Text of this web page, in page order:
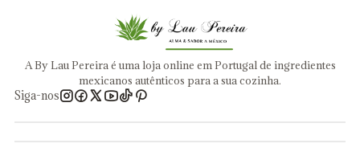
A By Lau Pereira é uma loja online em Portugal de ingredientes
mexicanos autênticos para a sua cozinha.
Siga-nos